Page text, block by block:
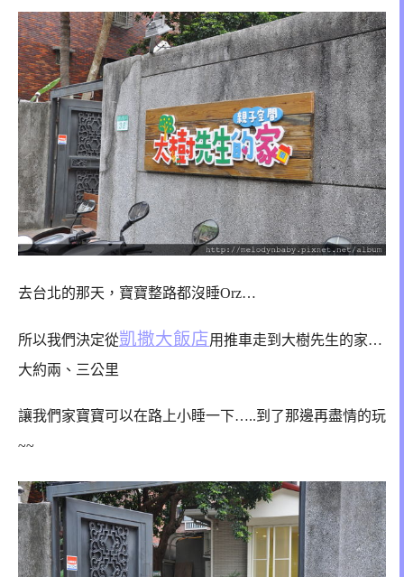
去台北的那天，寶寶整路都沒睡Orz…
所以我們決定從凱撒大飯店用推車走到大樹先生的家…
大約兩、三公里
讓我們家寶寶可以在路上小睡一下…..到了那邊再盡情的玩
~~